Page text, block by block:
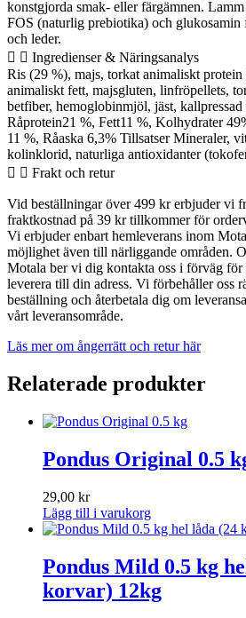
konstgjorda smak- eller färgämnen.
FOS (naturlig prebiotika) och glukosamin
och leder.
Ingredienser & Näringsanalys
Ris (29 %), majs, torkat animaliskt
animaliskt fett, majsgluten, linfröpellets,
betfiber, hemoglobinmjöl, jäst, kallpressad
Råprotein21 %, Fett11 %, Kolhydrater
11 %, Råaska 6,3% Tillsatser Mineraler,
kolinklorid, naturliga antioxidanter
Frakt och retur
Vid beställningar över 499 kr erbjuder vi
fraktkostnad på 39 kr tillkommer för
Vi erbjuder enbart hemleverans inom
möjlighet även till närliggande områden.
Motala ber vi dig kontakta oss i förväg för
leverera till din adress. Vi förbehåller oss
beställning och återbetala dig om
vårt leveransområde.
Läs mer om ångerrätt och retur här
Relaterade produkter
Pondus Original 0.5
29,00 kr
Lägg till i varukorg
Pondus Mild 0.5 kg
korvar) 12kg